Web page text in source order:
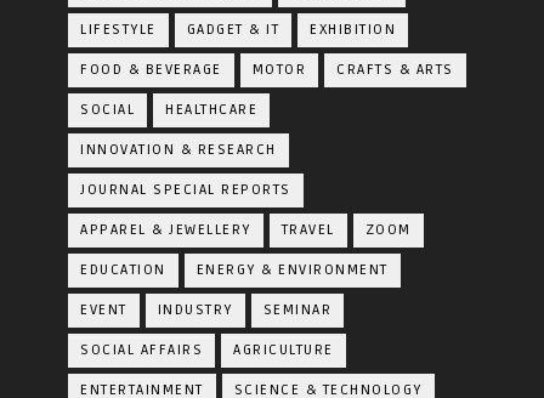
LIFESTYLE GADGET & IT EXHIBITION
FOOD & BEVERAGE MOTOR CRAFTS & ARTS
SOCIAL HEALTHCARE
INNOVATION & RESEARCH
JOURNAL SPECIAL REPORTS
APPAREL & JEWELLERY TRAVEL ZOOM
EDUCATION ENERGY & ENVIRONMENT
EVENT INDUSTRY SEMINAR
SOCIAL AFFAIRS AGRICULTURE
ENTERTAINMENT SCIENCE & TECHNOLOGY